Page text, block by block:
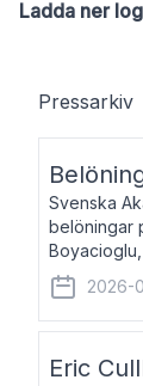
Ladda ner
Pressarkiv
Svenska
belöningar
Stenroth
född 1981,
2026-
Eric